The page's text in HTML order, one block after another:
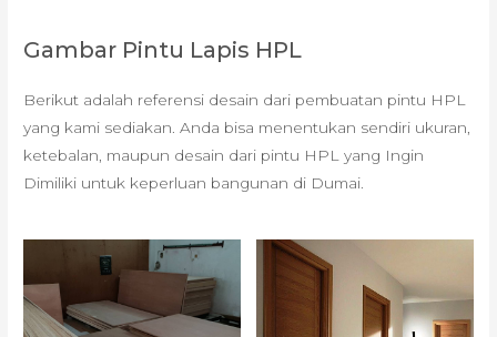
Gambar Pintu Lapis HPL
Berikut adalah referensi desain dari pembuatan pintu HPL
yang kami sediakan. Anda bisa menentukan sendiri ukuran,
ketebalan, maupun desain dari pintu HPL yang Ingin
Dimiliki untuk keperluan bangunan di Dumai.